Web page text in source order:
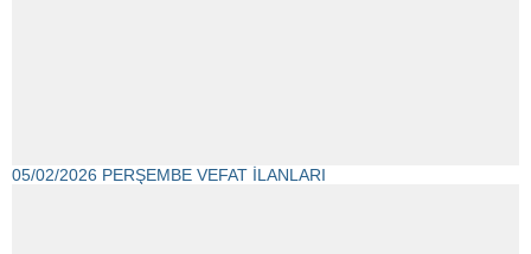
05/02/2026 PERŞEMBE VEFAT İLANLARI